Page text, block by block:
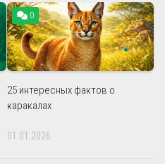
0
25 интересных фактов о
каракалах
01.01.2026